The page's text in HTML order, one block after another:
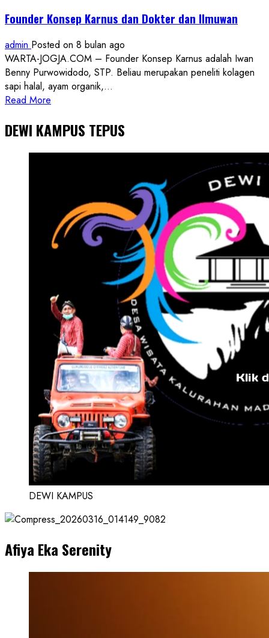
Founder Konsep Karnus dan Dokter dan Ilmuwan
admin Posted on 8 bulan ago
WARTA-JOGJA.COM – Founder Konsep Karnus adalah Iwan
Benny Purwowidodo, STP. Beliau merupakan peneliti kolagen
sapi halal, ayam organik,...
Read More
about
Founder
Konsep
Ilmuwan
DEWI KAMPUS TEPUS
DEWI KAMPUS
Afiya Eka Serenity